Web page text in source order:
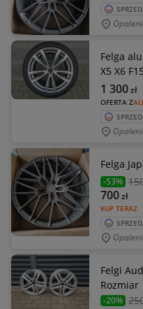
Felga
X5 X6
OFERTA Z
1 300zł
-53%
KUP TERAZ
700zł
Felgi
Rozmiar
-20%